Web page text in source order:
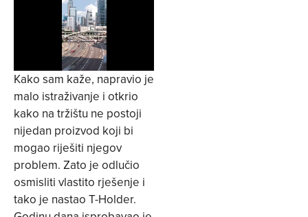
Kako sam kaže, napravio je
malo istraživanje i otkrio
kako na tržištu ne postoji
nijedan proizvod koji bi
mogao riješiti njegov
problem. Zato je odlučio
osmisliti vlastito rješenje i
tako je nastao T-Holder.